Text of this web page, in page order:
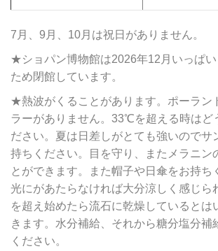
7月、9月、10月は祝日がありません。
★ショパン博物館は2026年12月いっぱ
ため閉館しています。
★熱波がくることがあります。ポーラン
ラーがありません。33℃を超える時はど
ださい。夏は日差しがとても強いのでサ
持ちください。目を守り、またメラニン
とができます。また帽子や日傘をお持ち
光にがあたらなければ大分涼しく感じ
を超え始めたら流石に乾燥しているとは
きます。水分補給、それから糖分塩分補
ください。